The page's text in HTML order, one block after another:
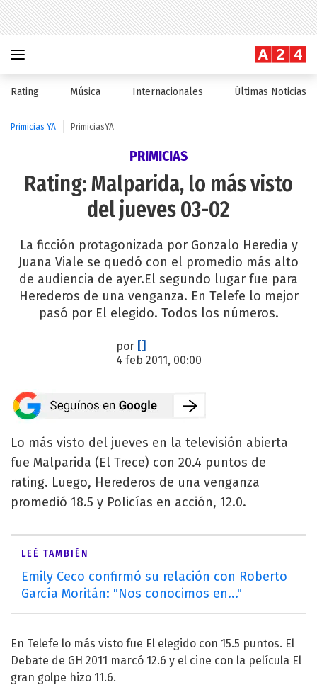
Rating Música Internacionales Últimas Noticias
Primicias YA PrimiciasYA
PRIMICIAS
Rating: Malparida, lo más visto
del jueves 03-02
La ficción protagonizada por Gonzalo Heredia y
Juana Viale se quedó con el promedio más alto
de audiencia de ayer.El segundo lugar fue para
Herederos de una venganza. En Telefe lo mejor
pasó por El elegido. Todos los números.
por []
4 feb 2011, 00:00
Lo más visto del jueves en la televisión abierta
fue Malparida (El Trece) con 20.4 puntos de
rating. Luego, Herederos de una venganza
promedió 18.5 y Policías en acción, 12.0.
LEÉ TAMBIÉN
Emily Ceco confirmó su relación con Roberto
García Moritán: "Nos conocimos en..."
En Telefe lo más visto fue El elegido con 15.5 puntos. El
Debate de GH 2011 marcó 12.6 y el cine con la película El
gran golpe hizo 11.6.